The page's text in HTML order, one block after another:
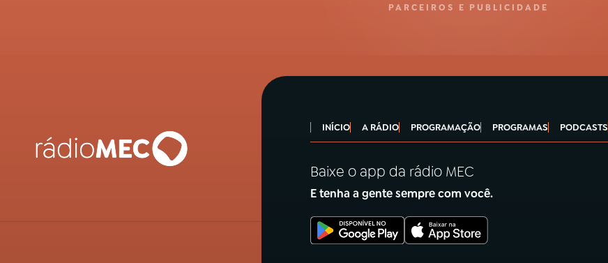
PARCEIROS E PUBLICIDADE
INÍCIO A RÁDIO PROGRAMAÇÃO PROGRAMAS PODCASTS
Baixe o app da rádio MEC
E tenha a gente sempre com você.